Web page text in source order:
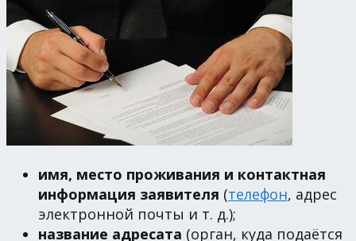
имя, место проживания и контактная
информация заявителя (телефон, адрес
электронной почты и т. д.);
название адресата (орган, куда подаётся